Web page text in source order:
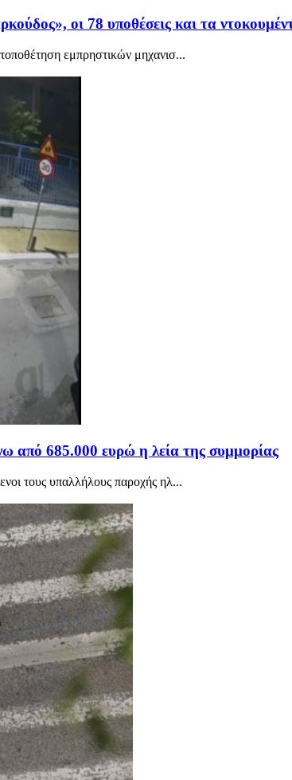
οι 78 υποθέσεις και τα
εμπρηστικών μηχανισ...
από 685.000 ευρώ η λεία της συμμορίας
τους υπαλλήλους παροχής ηλ...